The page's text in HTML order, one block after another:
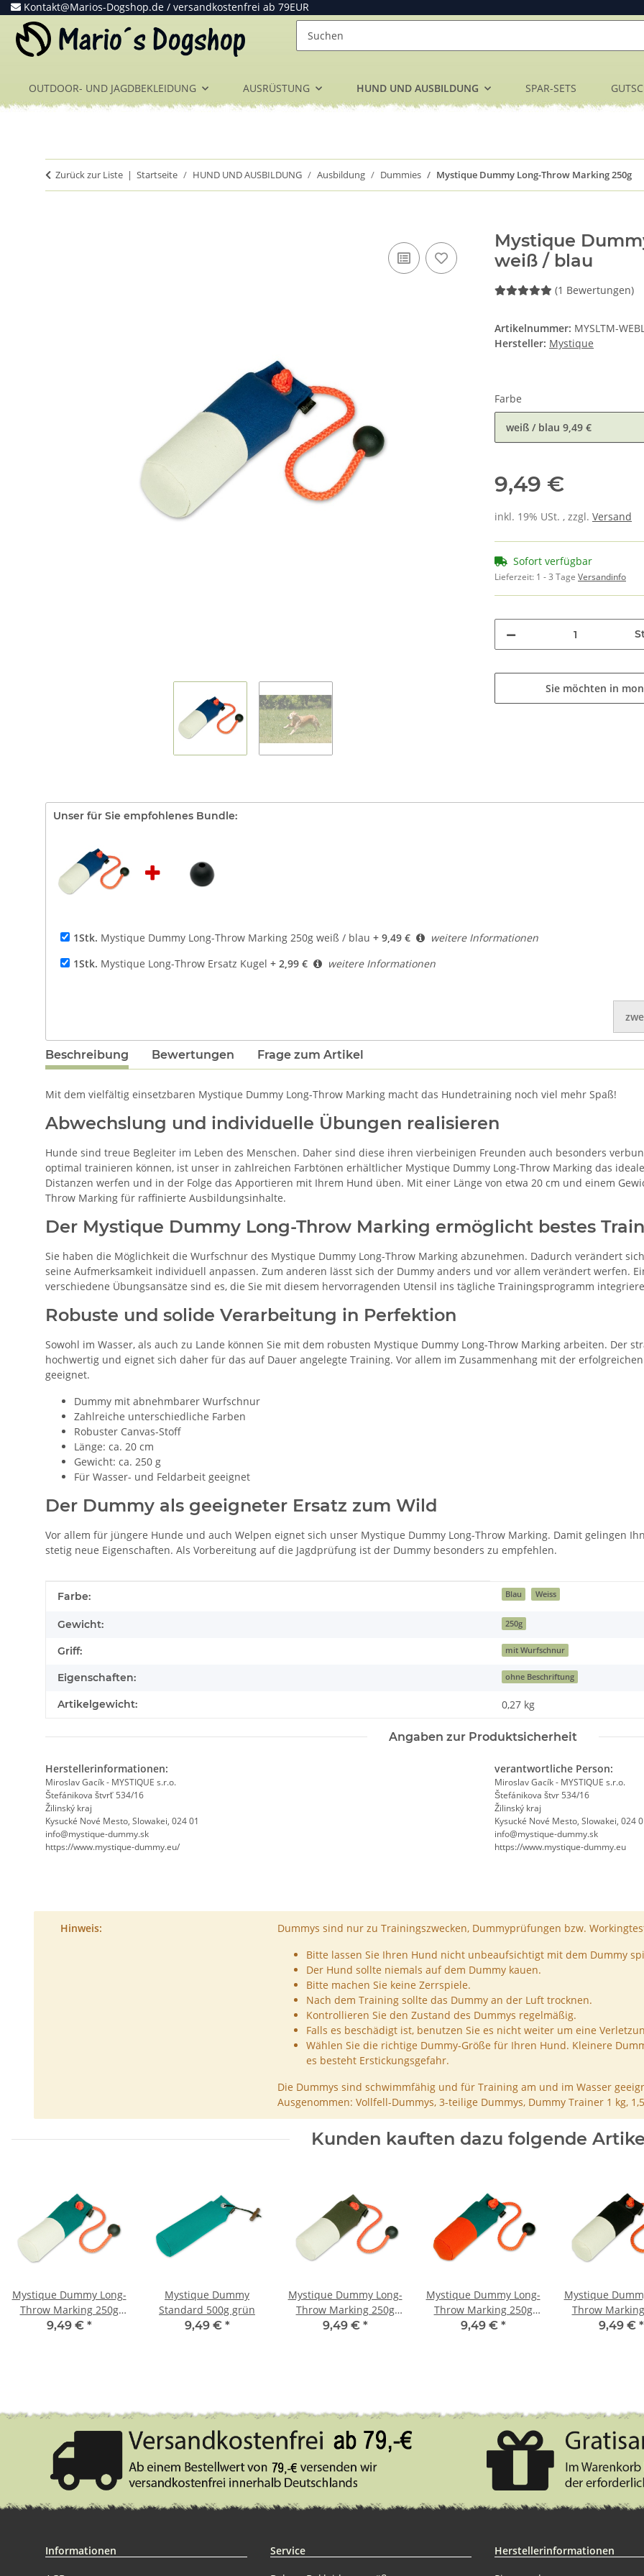
Kontakt@Marios-Dogshop.de / versandkostenfrei ab 79EUR
OUTDOOR- UND JAGDBEKLEIDUNG AUSRÜSTUNG HUND UND AUSBILDUNG SPAR-SETS
Zurück zur Liste Startseite HUND UND AUSBILDUNG Ausbildung Dummies Mystique Dummy Long-Throw Marking 250g
Mystique
weiß / blau
(1 Bewertungen)
Artikelnummer: MYSLTM-
Hersteller: Mystique
Farbe
weiß / blau 9,49 €
9,49 €
inkl. 19% USt. , zzgl. Versand
Sofort verfügbar
Lieferzeit: 1 - 3 Tage Versandinfo
Sie möchten in
Unser für Sie empfohlenes Bundle:
1Stk. Mystique Dummy Long-Throw Marking 250g weiß / blau + 9,49 €
weitere Informationen
1Stk. Mystique Long-Throw Ersatz Kugel + 2,99 €
weitere Informationen
Beschreibung Bewertungen Frage zum Artikel
Mit dem vielfältig einsetzbaren Mystique Dummy Long-Throw Marking macht das Hundetraining noch viel mehr Spaß!
Abwechslung und individuelle Übungen realisieren
Hunde sind treue Begleiter im Leben des Menschen. Daher sind diese ihren vierbeinigen Freunden auch besonders
optimal trainieren können, ist unser in zahlreichen Farbtönen erhältlicher Mystique Dummy Long-Throw Marking das
Distanzen werfen und in der Folge das Apportieren mit Ihrem Hund üben. Mit einer Länge von etwa 20 cm und einem
Throw Marking für raffinierte Ausbildungsinhalte.
Der Mystique Dummy Long-Throw Marking ermöglicht bestes
Sie haben die Möglichkeit die Wurfschnur des Mystique Dummy Long-Throw Marking abzunehmen. Dadurch verändert
seine Aufmerksamkeit individuell anpassen. Zum anderen lässt sich der Dummy anders und vor allem verändert werfen.
verschiedene Übungsansätze sind es, die Sie mit diesem hervorragenden Utensil ins tägliche Trainingsprogramm
Robuste und solide Verarbeitung in Perfektion
Sowohl im Wasser, als auch zu Lande können Sie mit dem robusten Mystique Dummy Long-Throw Marking arbeiten. Der
hochwertig und eignet sich daher für das auf Dauer angelegte Training. Vor allem im Zusammenhang mit der
geeignet.
Dummy mit abnehmbarer Wurfschnur
Zahlreiche unterschiedliche Farben
Robuster Canvas-Stoff
Länge: ca. 20 cm
Gewicht: ca. 250 g
Für Wasser- und Feldarbeit geeignet
Der Dummy als geeigneter Ersatz zum Wild
Vor allem für jüngere Hunde und auch Welpen eignet sich unser Mystique Dummy Long-Throw Marking. Damit gelingen
stetig neue Eigenschaften. Als Vorbereitung auf die Jagdprüfung ist der Dummy besonders zu empfehlen.
Produkteigenschaft
Wert
Farbe: Blau Weiss
Gewicht: 250g
Griff: mit Wurfschnur
Eigenschaften: ohne Beschriftung
Artikelgewicht: 0,27 kg
Angaben zur Produktsicherheit
Herstellerinformationen:
Miroslav Gacík - MYSTIQUE s.r.o.
Štefánikova štvrť 534/16
Žilinský kraj
Kysucké Nové Mesto, Slowakei, 024 01
info@mystique-dummy.sk
https://www.mystique-dummy.eu/
verantwortliche Person:
Miroslav Gacík - MYSTIQUE s.r.o.
Štefánikova štvr 534/16
Žilinský kraj
Kysucké Nové Mesto, Slowakei, 024
info@mystique-dummy.sk
https://www.mystique-dummy.eu
Hinweis:
Dummys sind nur zu Trainingszwecken, Dummyprüfungen bzw.
Bitte lassen Sie Ihren Hund nicht unbeaufsichtigt mit dem Dummy
Der Hund sollte niemals auf dem Dummy kauen.
Bitte machen Sie keine Zerrspiele.
Nach dem Training sollte das Dummy an der Luft trocknen.
Kontrollieren Sie den Zustand des Dummys regelmäßig.
Falls es beschädigt ist, benutzen Sie es nicht weiter um eine
Wählen Sie die richtige Dummy-Größe für Ihren Hund. Kleinere
es besteht Erstickungsgefahr.
Die Dummys sind schwimmfähig und für Training am und im Wasser
Ausgenommen: Vollfell-Dummys, 3-teilige Dummys, Dummy Trainer 1 kg,
Kunden kauften dazu folgende
Mystique Dummy Long-
Throw Marking 250g
weiß / grün
9,49 € *
Mystique Dummy
Standard 500g grün
9,49 € *
Mystique Dummy Long-
Throw Marking 250g
weiß / khaki
9,49 € *
Mystique Dummy Long-
Throw Marking 250g
orange / grün
9,49 € *
Mystique
Throw
weiß /
9,49 € *
Informationen Service Herstellerinformationen